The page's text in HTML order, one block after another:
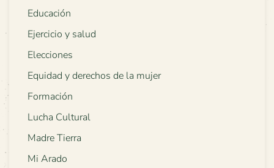
Educación
Ejercicio y salud
Elecciones
Equidad y derechos de la mujer
Formación
Lucha Cultural
Madre Tierra
Mi Arado